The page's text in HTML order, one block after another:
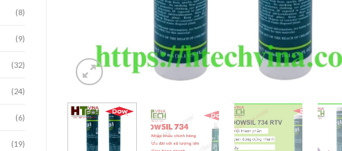
(8)
(9)
(32)
(24)
(6)
(19)